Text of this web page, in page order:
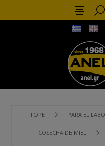
TOPE PARA EL
COSECHA DE MIEL